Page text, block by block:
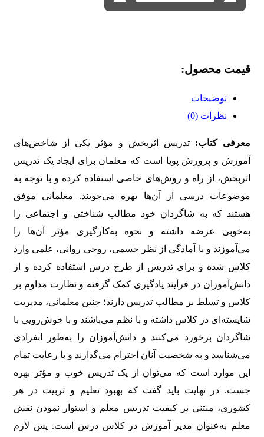
قیمت محصول:​
توضیحات
نظرات (0)
معرفی کتاب: تدریس اثربخش و مؤثر یکی از شاخص‌های
آموزش ‌و پرورش پویا است که معلمان برای ایجاد یک تدریس
اثربخش، از راه و روش‌های خاصی استفاده کرده و با توجه به
موضوعات درسی از آن‌ها بهره می‌جویند. معلمانی موفق
هستند که به شاگردان خود مطالب شناختی و اجتماعی را
به‌خوبی عرضه داشته و نحوه به‌کارگیری مؤثر آن‌ها را
می‌آموزند و با آمادگی از نظر جسمی، روحی روانی، علمی وارد
کلاس شده و برای تدریس از طرح درس استفاده کرده و از
دانش‌آموزان در فرآیند یادگیری کمک گرفته و نظارت مداوم بر
کلاس و تسلط بر مطالب تدریس دارند؛ چنین معلمانی، مدیریت
شایسته‌ای در کلاس داشته و با نظم می‌باشند و با خوش‌رویی با
شاگردان برخورد می‌کنند و دانش‌آموزان را به‌طور انفرادی
می‌شناسد و به شخصیت آنان احترام می‌گذارند و با رعایت تمام
این موارد است که می‌توان از یک تدریس خوب و مؤثر بهره
جست. در نهایت باید گفت که بهبود تعلیم و تربیت در هر
کشوری، مبتنی بر کیفیت تدریس معلم و استوار نمودن نقش
معلم به‌عنوان مدیر آموزش در کلاس درس است. پس لازم